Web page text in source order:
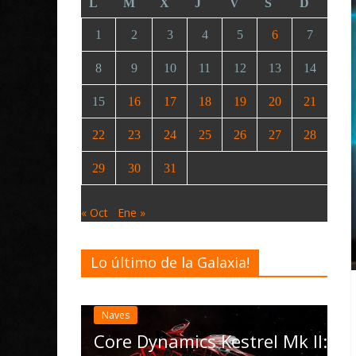
L M X J V S D
1 2 3 4 5 6 7
8 9 10 11 12 13 14
15 16 17 18 19 20 21
22 23 24 25 26 27 28
29 30 31
« Oct Ene »
Lo último de la Galaxia!
Kestrel Mk II:
Noticias
Elite Dangerous
actualización 4.4.0:
las Operations, el